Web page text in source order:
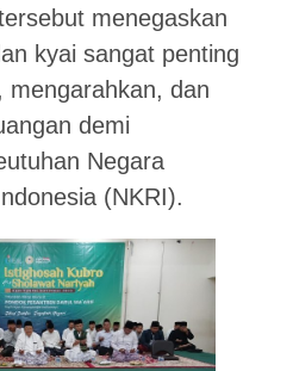
menegaskan
kyai sangat penting
mengarahkan, dan
demi
Negara
(NKRI).